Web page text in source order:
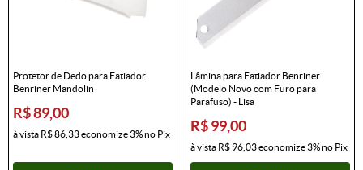
Protetor de Dedo para Fatiador
Benriner Mandolin
R$ 89,00
à vista R$ 86,33economize3%no Pix
Lâmina para Fatiador Benriner
(Modelo Novo com Furo para
Parafuso) - Lisa
R$ 99,00
à vista R$ 96,03economize3%no Pix